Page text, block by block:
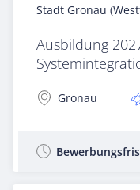
Stadt Gronau
Ausbildung
Gronau